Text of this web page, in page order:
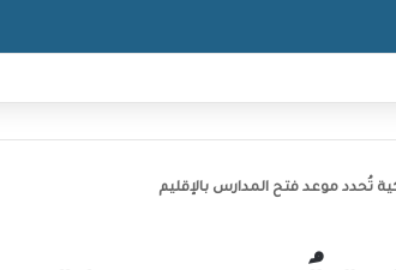
تُحدد موعد فتح المدارس بالإقليم